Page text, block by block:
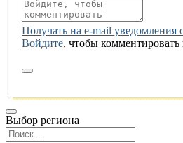
Получать на e‑mail
Войдите, чтобы комментировать
Выбор региона